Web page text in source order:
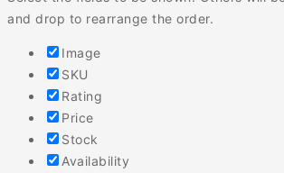
and drop to rearrange the order.
Image
SKU
Rating
Price
Stock
Availability